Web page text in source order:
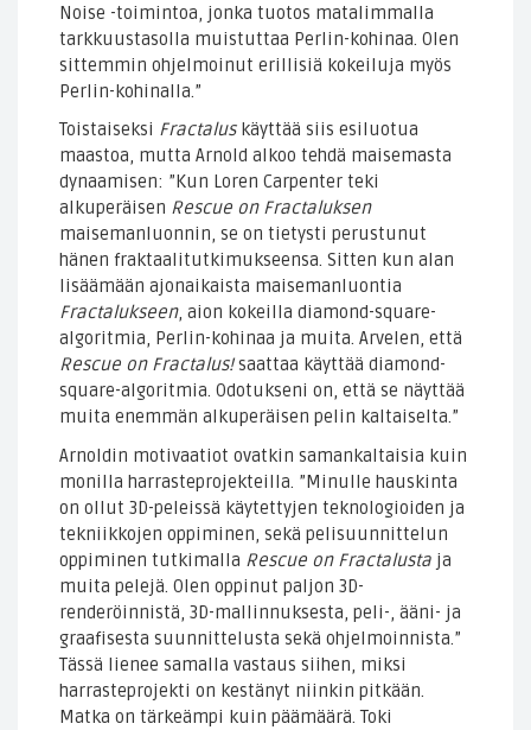
Noise -toimintoa, jonka tuotos matalimmalla
tarkkuustasolla muistuttaa Perlin-kohinaa. Olen
sittemmin ohjelmoinut erillisiä kokeiluja myös
Perlin-kohinalla.”
Toistaiseksi Fractaluskäyttää siis esiluotua
maastoa, mutta Arnold alkoo tehdä maisemasta
dynaamisen: ”Kun Loren Carpenter teki
alkuperäisen Rescue on Fractaluksen
maisemanluonnin, se on tietysti perustunut
hänen fraktaalitutkimukseensa. Sitten kun alan
lisäämään ajonaikaista maisemanluontia
Fractalukseen, aion kokeilla diamond-square-
algoritmia, Perlin-kohinaa ja muita. Arvelen, että
Rescue on Fractalus!saattaa käyttää diamond-
square-algoritmia. Odotukseni on, että se näyttää
muita enemmän alkuperäisen pelin kaltaiselta.”
Arnoldin motivaatiot ovatkin samankaltaisia kuin
monilla harrasteprojekteilla. ”Minulle hauskinta
on ollut 3D-peleissä käytettyjen teknologioiden ja
tekniikkojen oppiminen, sekä pelisuunnittelun
oppiminen tutkimalla Rescue on Fractalusta ja
muita pelejä. Olen oppinut paljon 3D-
renderöinnistä, 3D-mallinnuksesta, peli-, ääni- ja
graafisesta suunnittelusta sekä ohjelmoinnista.”
Tässä lienee samalla vastaus siihen, miksi
harrasteprojekti on kestänyt niinkin pitkään.
Matka on tärkeämpi kuin päämäärä. Toki